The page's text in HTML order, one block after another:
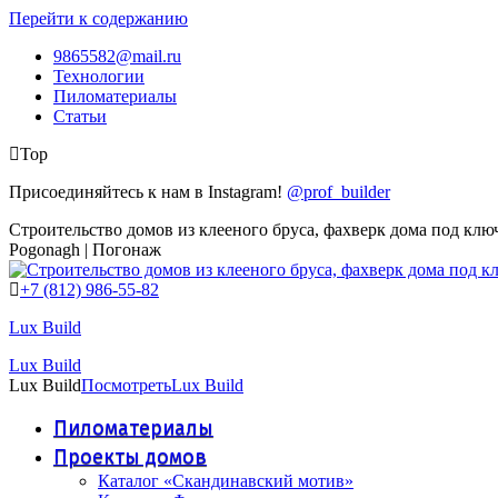
Перейти к содержанию
9865582@mail.ru
Технологии
Пиломатериалы
Статьи
Top
Присоединяйтесь к нам в Instagram! @prof_builder
Строительство домов из клееного бруса, фахверк дома под
Pogonagh | Погонаж
+7 (812) 986-55-82
Lux Build
Lux Build
Lux BuildПосмотретьLux Build
Пиломатериалы
Проекты домов
Каталог «Скандинавский мотив»